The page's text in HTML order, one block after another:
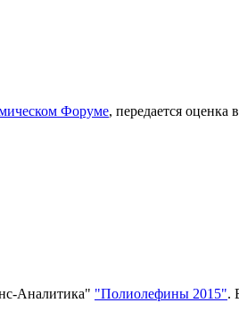
Форуме, передается оценка
Аналитика" "Полиолефины 2015".